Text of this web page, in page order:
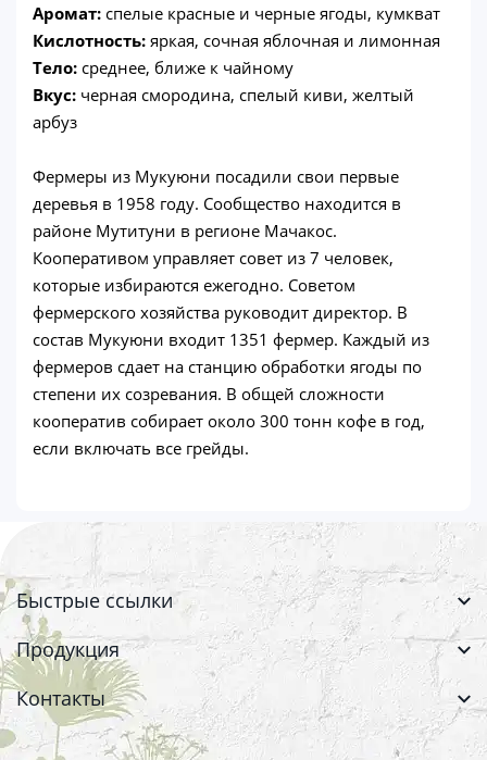
Аромат: спелые красные и черные ягоды, кумкват
Кислотность: яркая, сочная яблочная и лимонная
Тело: среднее, ближе к чайному
Вкус: черная смородина, спелый киви, желтый
арбуз
Фермеры из Мукуюни посадили свои первые
деревья в 1958 году. Сообщество находится в
районе Мутитуни в регионе Мачакос.
Кооперативом управляет совет из 7 человек,
которые избираются ежегодно. Советом
фермерского хозяйства руководит директор. В
состав Мукуюни входит 1351 фермер. Каждый из
фермеров сдает на станцию обработки ягоды по
степени их созревания. В общей сложности
кооператив собирает около 300 тонн кофе в год,
если включать все грейды.
Быстрые ссылки
Продукция
Контакты